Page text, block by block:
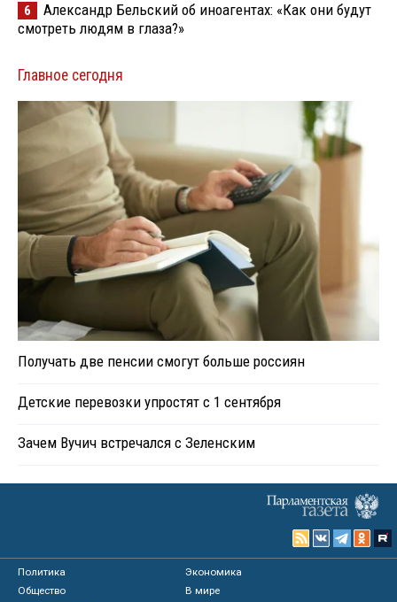
6
Александр Бельский об иноагентах: «Как они будут
смотреть людям в глаза?»
Главное сегодня
Получать две пенсии смогут больше россиян
Детские перевозки упростят с 1 сентября
Зачем Вучич встречался с Зеленским
Политика
Экономика
Общество
В мире